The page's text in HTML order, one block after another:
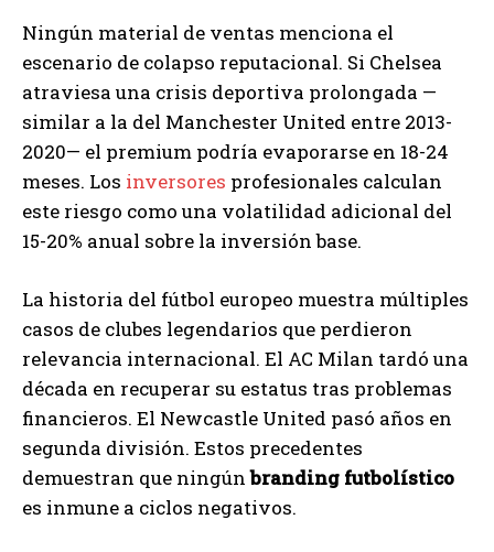
Ningún material de ventas menciona el
escenario de colapso reputacional. Si Chelsea
atraviesa una crisis deportiva prolongada —
similar a la del Manchester United entre 2013-
2020— el premium podría evaporarse en 18-24
meses. Los inversores profesionales calculan
este riesgo como una volatilidad adicional del
15-20% anual sobre la inversión base.
La historia del fútbol europeo muestra múltiples
casos de clubes legendarios que perdieron
relevancia internacional. El AC Milan tardó una
década en recuperar su estatus tras problemas
financieros. El Newcastle United pasó años en
segunda división. Estos precedentes
demuestran que ningúnbranding futbolístico
es inmune a ciclos negativos.